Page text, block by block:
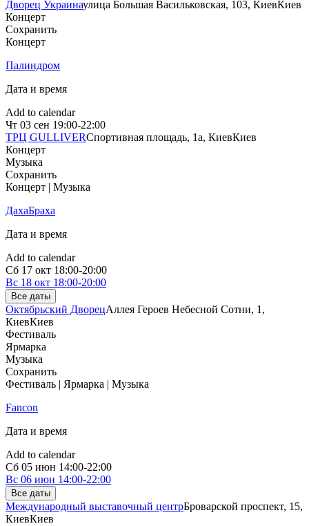
Дворец Украинаулица Большая Васильковская, 103, КиевКиев
Концерт
Сохранить
Концерт
Палиндром
Дата и время
Add to calendar
Чт 03 сен 19:00-22:00
ТРЦ GULLIVERСпортивная площадь, 1a, КиевКиев
Концерт
Музыка
Сохранить
Концерт | Музыка
ДахаБраха
Дата и время
Add to calendar
Сб 17 окт 18:00-20:00
Вс 18 окт 18:00-20:00
Все даты
Октябрьский ДворецАллея Героев Небесной Сотни, 1,
КиевКиев
Фестиваль
Ярмарка
Музыка
Сохранить
Фестиваль | Ярмарка | Музыка
Fancon
Дата и время
Add to calendar
Сб 05 июн 14:00-22:00
Вс 06 июн 14:00-22:00
Все даты
Международный выставочный центрБроварской проспект, 15,
КиевКиев